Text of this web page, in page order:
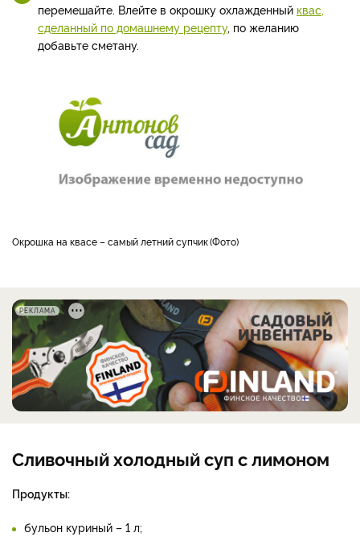
перемешайте. Влейте в окрошку охлажденный квас,
сделанный по домашнему рецепту, по желанию
добавьте сметану.
окрошка на квасе – самый летний супчик Фото
РЕКЛАМА
Сливочный холодный суп с лимоном
Продукты:
бульон куриный – 1 л;